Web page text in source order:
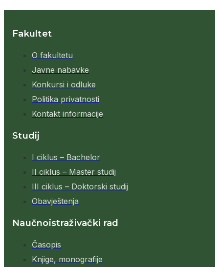
Fakultet
O fakultetu
Javne nabavke
Konkursi i odluke
Politika privatnosti
Kontakt informacije
Studij
I ciklus – Bachelor
II ciklus – Master studij
III ciklus – Doktorski studij
Obavještenja
Naučnoistraživački rad
Časopis
Knjige, monografije